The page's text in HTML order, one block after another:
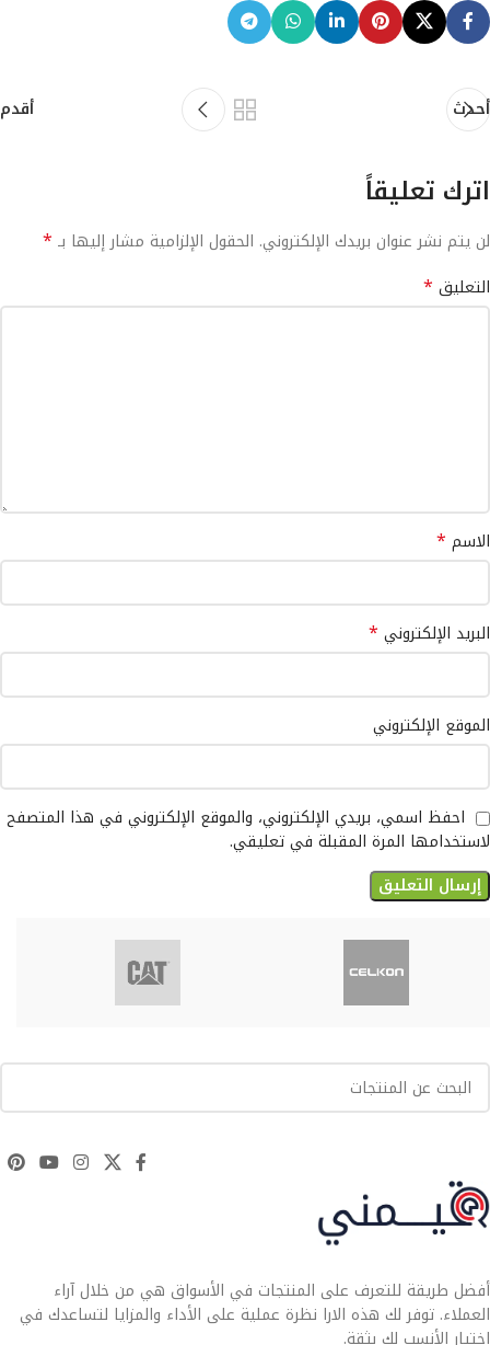
أحدث أقدم
اترك تعليقاً
لن يتم نشر عنوان بريدك الإلكتروني. الحقول الإلزامية مشار إليها بـ *
التعليق *
الاسم *
البريد الإلكتروني *
الموقع الإلكتروني
احفظ اسمي، بريدي الإلكتروني، والموقع الإلكتروني في هذا المتصفح
لاستخدامها المرة المقبلة في تعليقي.
أفضل طريقة للتعرف على المنتجات في الأسواق هي من خلال آراء
العملاء. توفر لك هذه الارا نظرة عملية على الأداء والمزايا لتساعدك في
اختيار الأنسب لك بثقة.